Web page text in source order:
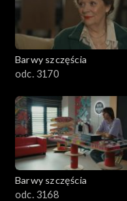
Barwy szczęścia
odc. 3170
Barwy szczęścia
odc. 3168